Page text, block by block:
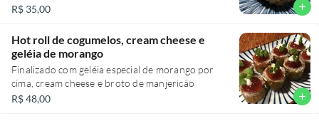
R$ 35,00
add
Hot roll de cogumelos, cream cheese e
geléia de morango
Finalizado com geléia especial de morango por
cima, cream cheese e broto de manjericão
R$ 48,00
add